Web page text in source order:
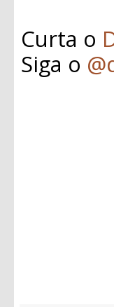
Curta o
Siga o